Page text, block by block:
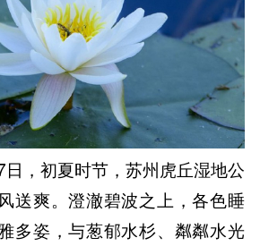
，初夏时节，苏州虎丘湿地公
送爽。澄澈碧波之上，各色睡
多姿，与葱郁水杉、粼粼水光